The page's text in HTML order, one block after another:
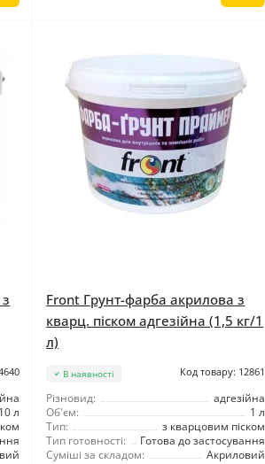
10 л
Front Грунт-фарба акрилова з
кварц. піском адгезійна (1,5 кг/1
л)
В наявності Код товару: 12861
Різновид:
адгезійна
Об'єм:
1 л
Тип:
з кварцовим піском
Тип готовності:
Готова до застосування
Суміші за складом:
Акриловий